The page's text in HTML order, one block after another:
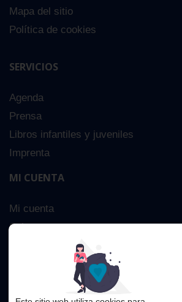
Mapa del sitio
Política de cookies
SERVICIOS
Agenda
Prensa
Libros infantiles y juveniles
Imprenta
MI CUENTA
Mi cuenta
Sobre nosotros
Búsqueda Avanzada